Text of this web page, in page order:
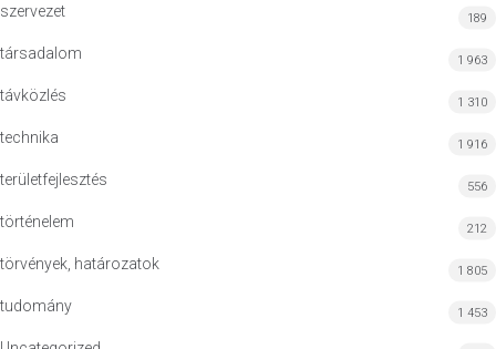
szervezet 189
társadalom 1 963
távközlés 1 310
technika 1 916
területfejlesztés 556
történelem 212
törvények, határozatok 1 805
tudomány 1 453